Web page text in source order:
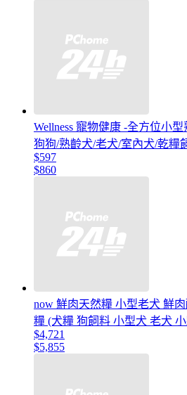
Wellness 寵物健康 -全方位小
狗狗/熟齡犬/老犬/室內犬/乾糧
$597
$860
now 鮮肉天然糧 小型老犬 鮮
糧 (犬糧 狗飼料 小型犬 老犬
$4,721
$5,855